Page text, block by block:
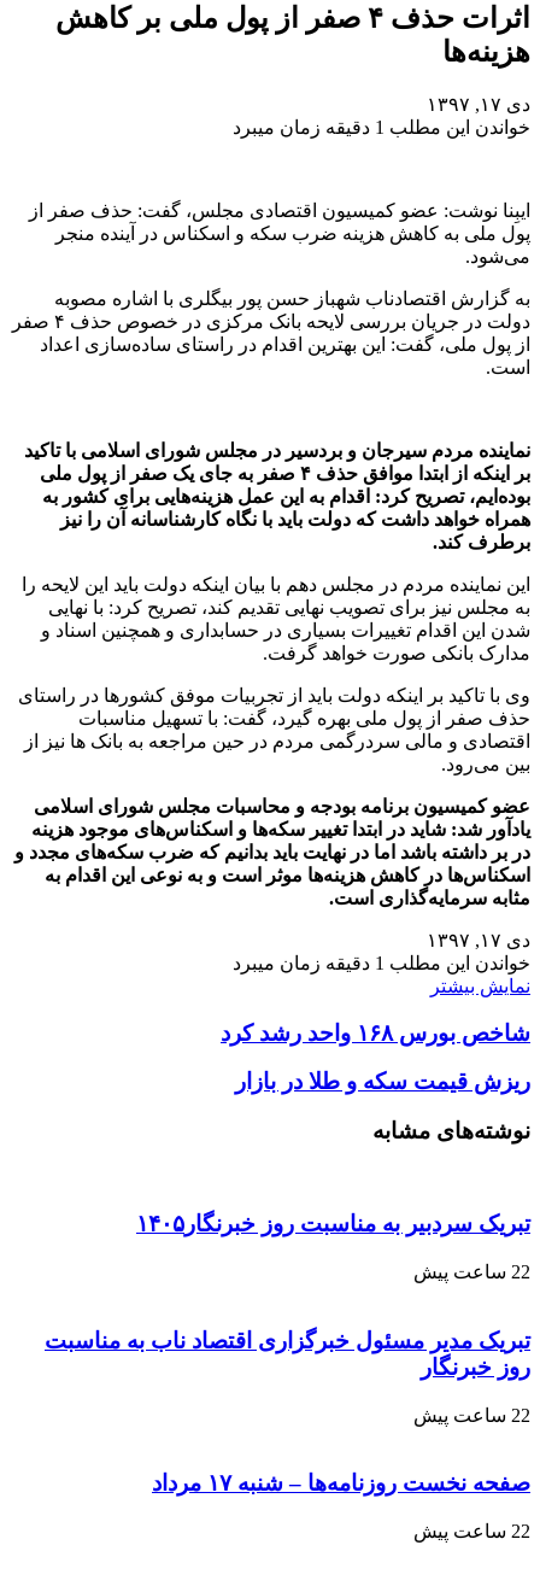
اثرات حذف ۴ صفر از پول ملی بر کاهش
هزینه‌ها
دی ۱۷, ۱۳۹۷
خواندن این مطلب 1 دقیقه زمان میبرد
ایبِنا نوشت: عضو کمیسیون اقتصادی مجلس، گفت: حذف صفر از
پول ملی به کاهش هزینه ضرب سکه و اسکناس در آینده منجر
می‌شود.
به گزارش اقتصادناب شهباز حسن پور بیگلری با اشاره مصوبه
دولت در جریان بررسی لایحه بانک مرکزی در خصوص حذف ۴ صفر
از پول ملی، گفت: این بهترین اقدام در راستای ساده‌سازی اعداد
است.
نماینده مردم سیرجان و بردسیر در مجلس شورای اسلامی با تاکید
بر اینکه از ابتدا موافق حذف ۴ صفر به جای یک صفر از پول ملی
بوده‌ایم، تصریح کرد: اقدام به این عمل هزینه‌هایی برای کشور به
همراه خواهد داشت که دولت باید با نگاه کارشناسانه آن را نیز
برطرف کند.
این نماینده مردم در مجلس دهم با بیان اینکه دولت باید این لایحه را
به مجلس نیز برای تصویب نهایی تقدیم کند، تصریح کرد: با نهایی
شدن این اقدام تغییرات بسیاری در حسابداری و همچنین اسناد و
مدارک بانکی صورت خواهد گرفت.
وی با تاکید بر اینکه دولت باید از تجربیات موفق کشورها در راستای
حذف صفر از پول ملی بهره گیرد، گفت: با تسهیل مناسبات
اقتصادی و مالی سردرگمی مردم در حین مراجعه به بانک ها نیز از
بین می‌رود.
عضو کمیسیون برنامه بودجه و محاسبات مجلس شورای اسلامی
یادآور شد: شاید در ابتدا تغییر سکه‌ها و اسکناس‌های موجود هزینه
در بر داشته باشد اما در نهایت باید بدانیم که ضرب سکه‌های مجدد و
اسکناس‌ها در کاهش هزینه‌ها موثر است و به نوعی این اقدام به
مثابه سرمایه‌گذاری است.
دی ۱۷, ۱۳۹۷
خواندن این مطلب 1 دقیقه زمان میبرد
نمایش بیشتر
شاخص بورس ۱۶۸ واحد رشد کرد
ریزش قیمت سکه و طلا در بازار
نوشته‌های مشابه
تبریک سردبیر به مناسبت روز خبرنگار۱۴۰۵
22 ساعت پیش
تبریک مدیر مسئول خبرگزاری اقتصاد ناب به مناسبت
روز خبرنگار
22 ساعت پیش
صفحه نخست روزنامه‌ها – شنبه ۱۷ مرداد
22 ساعت پیش